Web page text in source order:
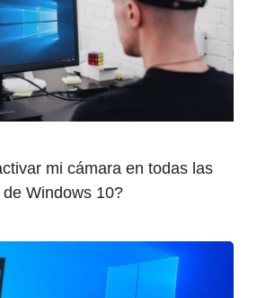
mi cámara en todas las
Windows 10?